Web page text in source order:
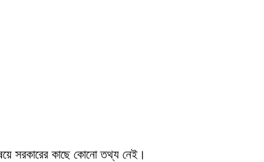
সরকারের কাছে কোনো তথ্য নেই।